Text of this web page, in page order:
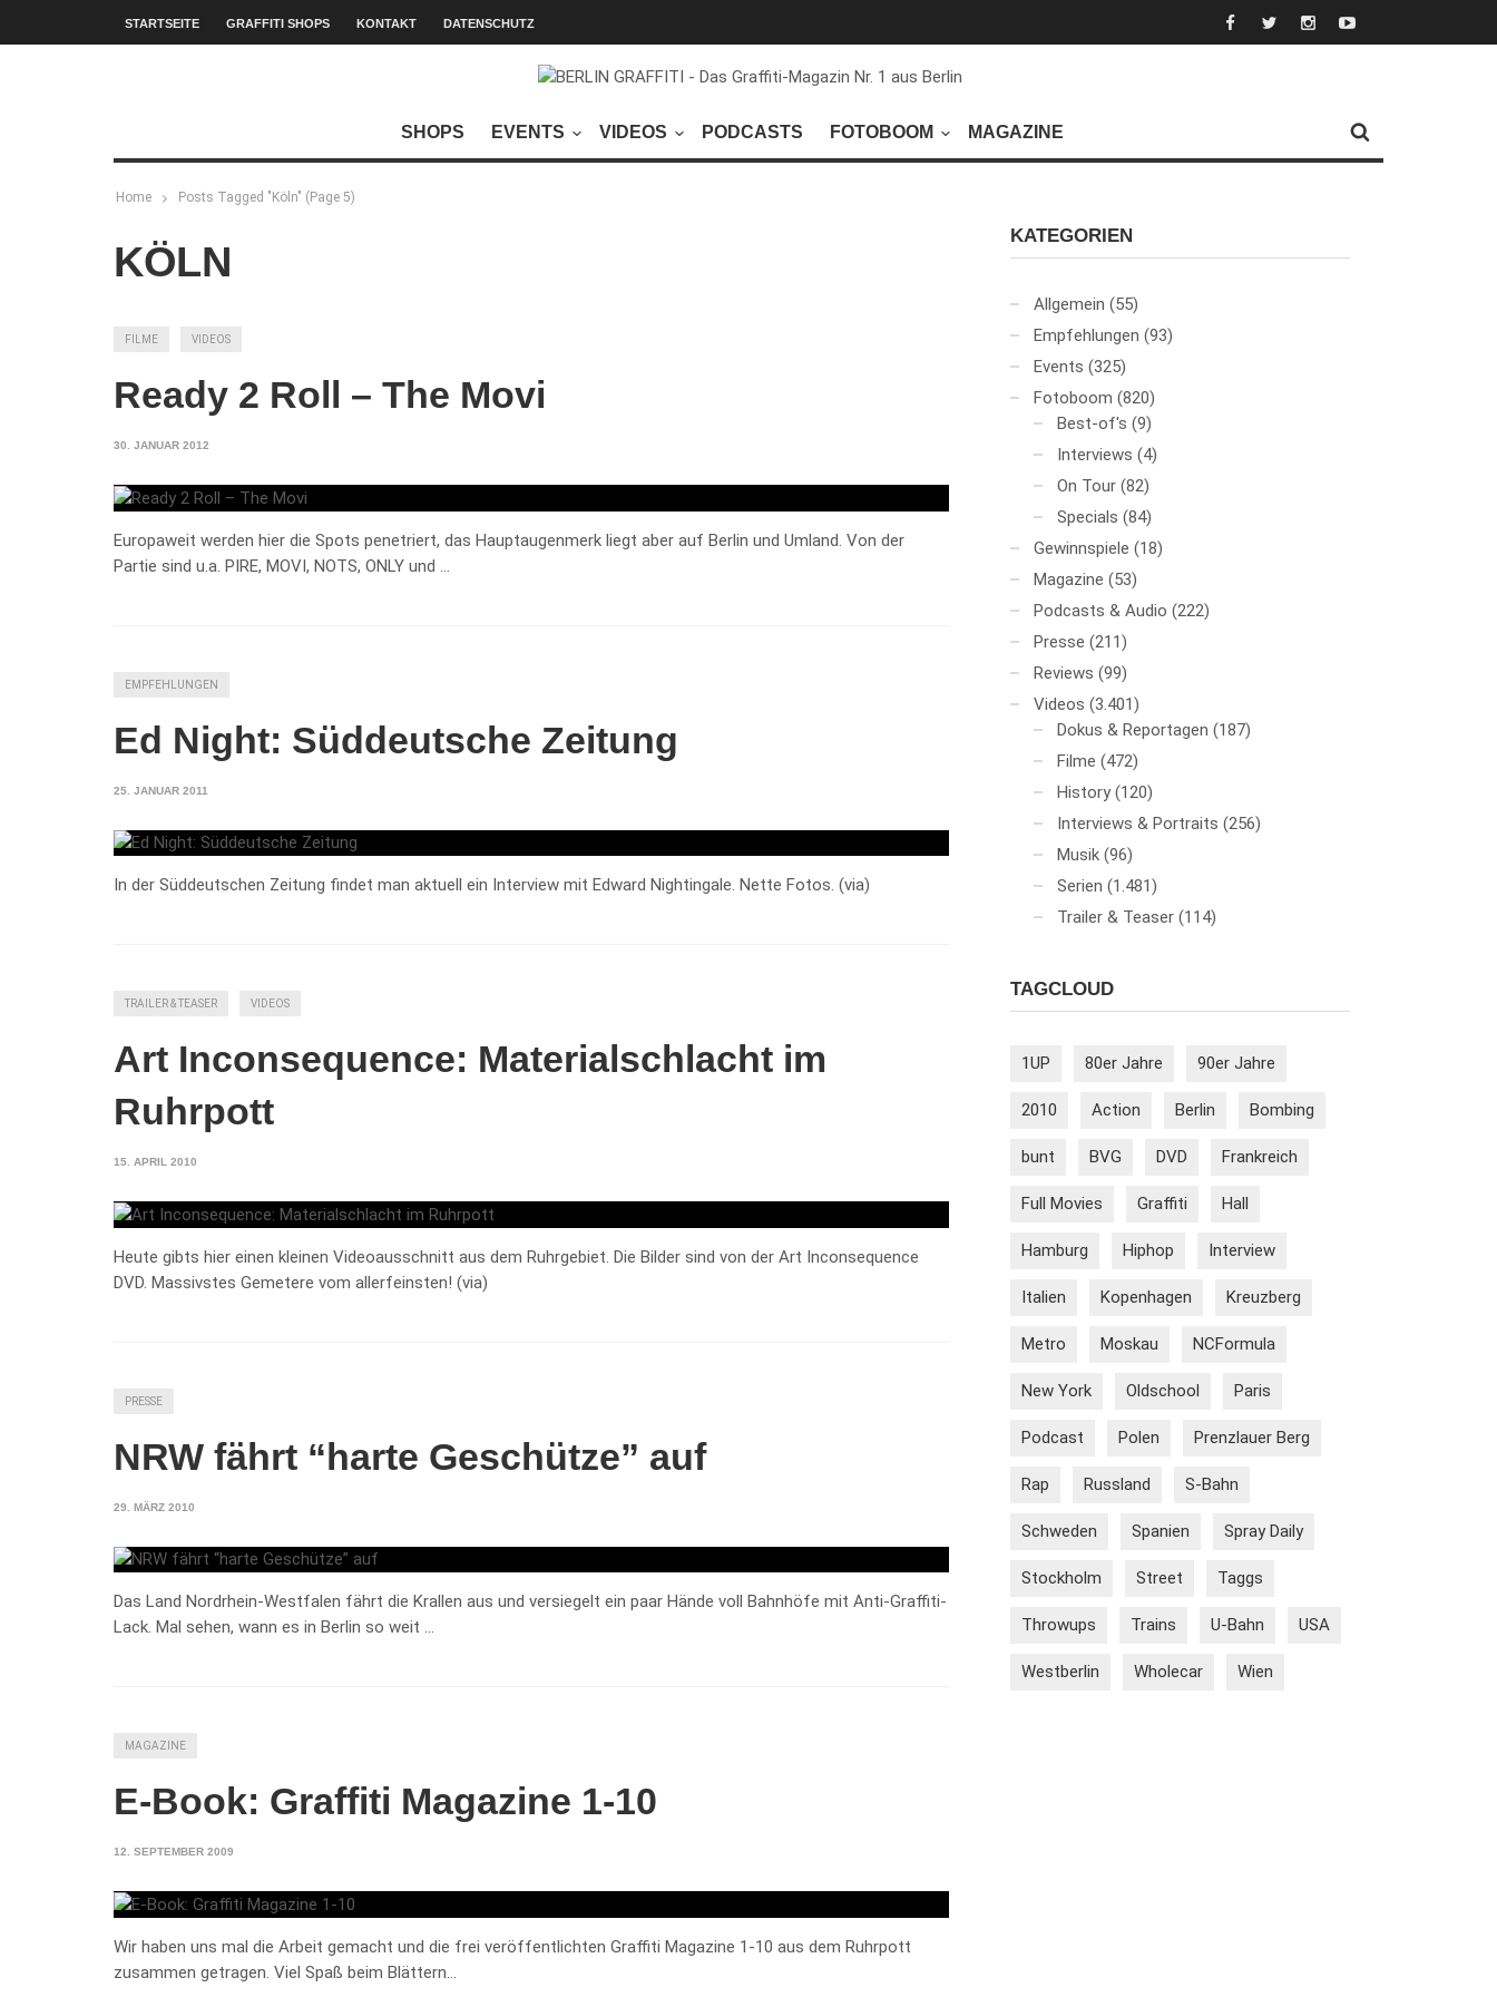
STARTSEITE GRAFFITI SHOPS KONTAKT DATENSCHUTZ
SHOPS EVENTS VIDEOS PODCASTS FOTOBOOM MAGAZINE
Home Posts Tagged "Köln" (Page 5)
KÖLN
FILME VIDEOS
Ready 2 Roll – The Movi
30. JANUAR 2012
Europaweit werden hier die Spots penetriert, das Hauptaugenmerk liegt aber auf Berlin und Umland. Von der
Partie sind u.a. PIRE, MOVI, NOTS, ONLY und …
EMPFEHLUNGEN
Ed Night: Süddeutsche Zeitung
25. JANUAR 2011
In der Süddeutschen Zeitung findet man aktuell ein Interview mit Edward Nightingale. Nette Fotos. (via)
TRAILER & TEASER VIDEOS
Art Inconsequence: Materialschlacht im
Ruhrpott
15. APRIL 2010
Heute gibts hier einen kleinen Videoausschnitt aus dem Ruhrgebiet. Die Bilder sind von der Art Inconsequence
DVD. Massivstes Gemetere vom allerfeinsten! (via)
PRESSE
NRW fährt “harte Geschütze” auf
29. MÄRZ 2010
Das Land Nordrhein-Westfalen fährt die Krallen aus und versiegelt ein paar Hände voll Bahnhöfe mit Anti-Graffiti-
Lack. Mal sehen, wann es in Berlin so weit …
MAGAZINE
E-Book: Graffiti Magazine 1-10
12. SEPTEMBER 2009
Wir haben uns mal die Arbeit gemacht und die frei veröffentlichten Graffiti Magazine 1-10 aus dem Ruhrpott
zusammen getragen. Viel Spaß beim Blättern…
KATEGORIEN
Allgemein (55)
Empfehlungen (93)
Events (325)
Fotoboom (820)
Best-of's (9)
Interviews (4)
On Tour (82)
Specials (84)
Gewinnspiele (18)
Magazine (53)
Podcasts & Audio (222)
Presse (211)
Reviews (99)
Videos (3.401)
Dokus & Reportagen (187)
Filme (472)
History (120)
Interviews & Portraits (256)
Musik (96)
Serien (1.481)
Trailer & Teaser (114)
TAGCLOUD
1UP 80er Jahre 90er Jahre
2010 Action Berlin Bombing
bunt BVG DVD Frankreich
Full Movies Graffiti Hall
Hamburg Hiphop Interview
Italien Kopenhagen Kreuzberg
Metro Moskau NCFormula
New York Oldschool Paris
Podcast Polen Prenzlauer Berg
Rap Russland S-Bahn
Schweden Spanien Spray Daily
Stockholm Street Taggs
Throwups Trains U-Bahn USA
Westberlin Wholecar Wien